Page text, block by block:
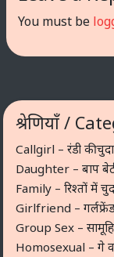
You must be
श्रेणियाँ /
Callgirl – रंडी की
Daughter – बाप
Family – रिश्तों में
Girlfriend – गर्लफ्रेंड
Group Sex –
Homosexual – गे